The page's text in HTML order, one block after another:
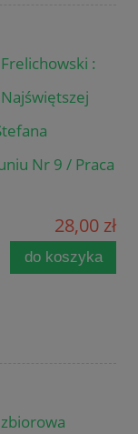
:
Nr 9 / Praca
28,00 zł
do koszyka